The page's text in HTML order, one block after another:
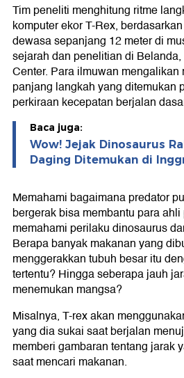
Tim peneliti menghitung ritme
komputer ekor T-Rex,
dewasa sepanjang 12 meter di
sejarah dan penelitian di
Center. Para ilmuwan
panjang langkah yang ditemukan
perkiraan kecepatan berjalan
Baca juga:
Wow! Jejak Dinosaurus
Daging Ditemukan di
Memahami bagaimana predator
bergerak bisa membantu para
memahami perilaku dinosaurus
Berapa banyak makanan yang
menggerakkan tubuh besar itu
tertentu? Hingga seberapa jauh
menemukan mangsa?
Misalnya, T-rex akan
yang dia sukai saat berjalan
memberi gambaran tentang jarak
saat mencari makanan.